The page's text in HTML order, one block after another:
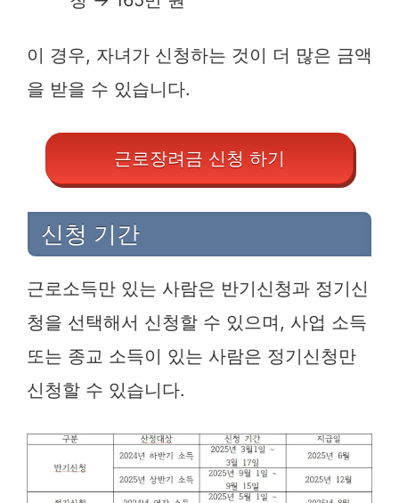
이 경우, 자녀가 신청하는 것이 더 많은 금액
을 받을 수 있습니다.
근로장려금 신청 하기
신청 기간
근로소득만 있는 사람은 반기신청과 정기신
청을 선택해서 신청할 수 있으며, 사업 소득
또는 종교 소득이 있는 사람은 정기신청만
신청할 수 있습니다.